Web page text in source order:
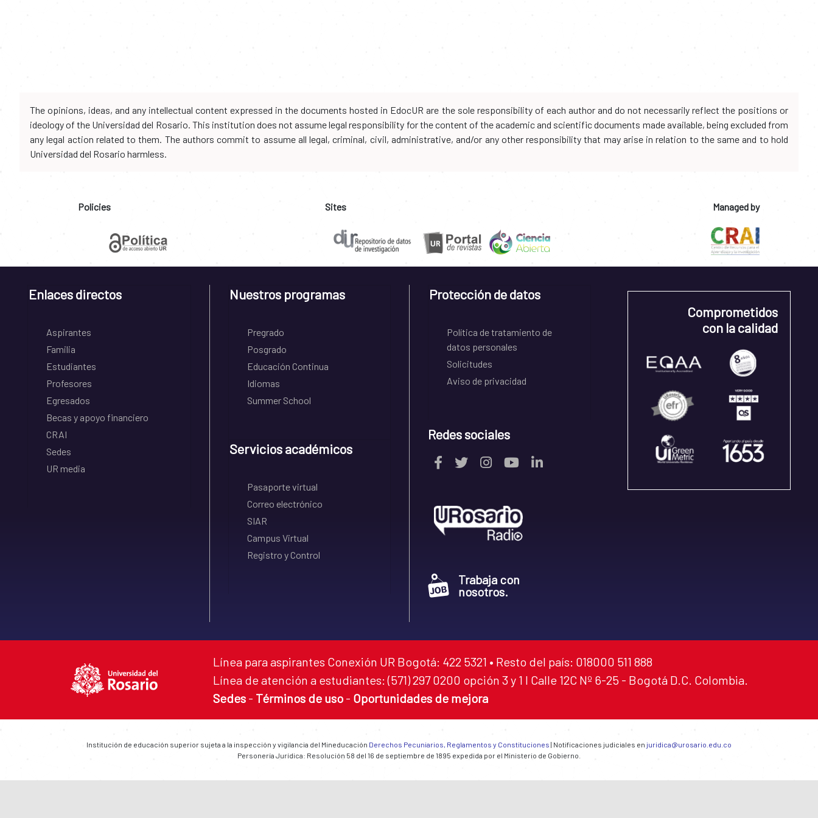
The opinions, ideas, and any intellectual content expressed in the documents hosted in EdocUR are the sole responsibility of each author and do not necessarily reflect the positions or
ideology of the Universidad del Rosario. This institution does not assume legal responsibility for the content of the academic and scientific documents made available, being excluded from
any legal action related to them. The authors commit to assume all legal, criminal, civil, administrative, and/or any other responsibility that may arise in relation to the same and to hold
Universidad del Rosario harmless.
Policies Sites Managed by
Enlaces directos
Aspirantes
Familia
Estudiantes
Profesores
Egresados
Becas y apoyo financiero
CRAI
Sedes
UR media
Nuestros programas
Pregrado
Posgrado
Educación Continua
Idiomas
Summer School
Servicios académicos
Pasaporte virtual
Correo electrónico
SIAR
Campus Virtual
Registro y Control
Protección de datos
Política de tratamiento de
datos personales
Solicitudes
Aviso de privacidad
Redes sociales
Trabaja con
nosotros.
Comprometidos
con la calidad
Línea para aspirantes Conexión UR Bogotá: 422 5321 • Resto del país: 018000 511 888
Línea de atención a estudiantes: (571) 297 0200 opción 3 y 1 I Calle 12C Nº 6-25 - Bogotá D.C. Colombia.
Sedes - Términos de uso - Oportunidades de mejora
Institución de educación superior sujeta a la inspección y vigilancia del Mineducación Derechos Pecuniarios, Reglamentos y Constituciones | Notificaciones judiciales en juridica@urosario.edu.co
Personería Jurídica: Resolución 58 del 16 de septiembre de 1895 expedida por el Ministerio de Gobierno.